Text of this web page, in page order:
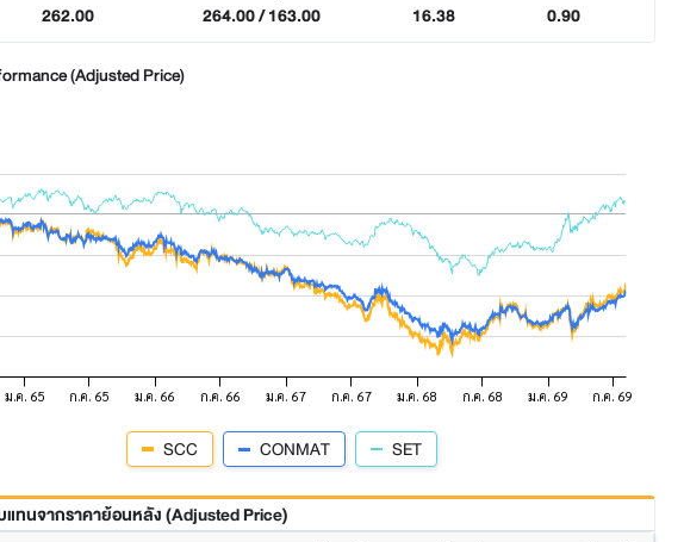
262.00 264.00 / 163.00 16.38 0.90
(Adjusted Price)
SCC CONMAT SET
ทนจากราคาย้อนหลัง (Adjusted Price)